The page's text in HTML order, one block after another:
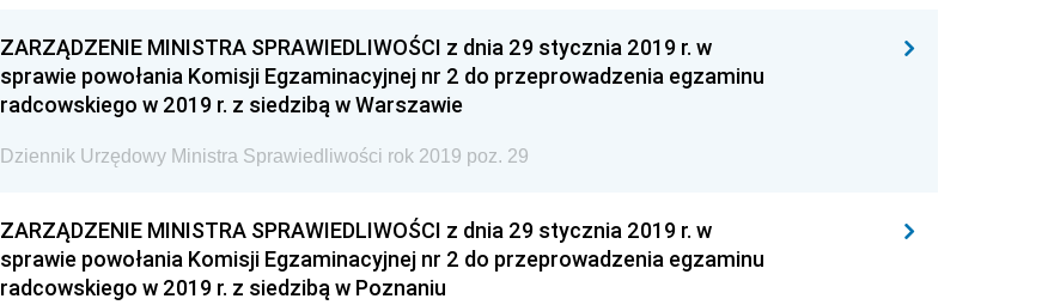
ZARZĄDZENIE MINISTRA SPRAWIEDLIWOŚCI z dnia 29 stycznia 2019 r. w
sprawie powołania Komisji Egzaminacyjnej nr 2 do przeprowadzenia egzaminu
radcowskiego w 2019 r. z siedzibą w Warszawie
Dziennik Urzędowy Ministra Sprawiedliwości rok 2019 poz. 29
ZARZĄDZENIE MINISTRA SPRAWIEDLIWOŚCI z dnia 29 stycznia 2019 r. w
sprawie powołania Komisji Egzaminacyjnej nr 2 do przeprowadzenia egzaminu
radcowskiego w 2019 r. z siedzibą w Poznaniu